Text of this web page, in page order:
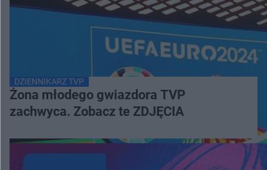
DZIENNIKARZ TVP
Żona młodego gwiazdora TVP
zachwyca. Zobacz te ZDJĘCIA